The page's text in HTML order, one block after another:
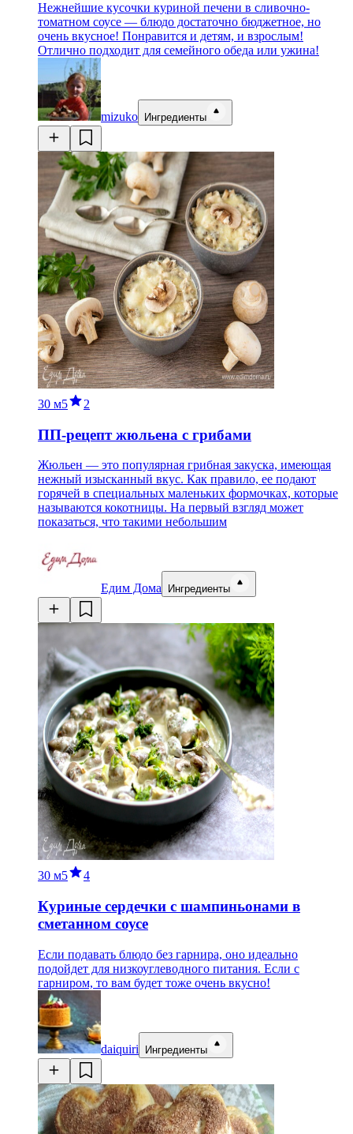
Нежнейшие кусочки куриной печени в сливочно-
томатном соусе — блюдо достаточно бюджетное, но
очень вкусное! Понравится и детям, и взрослым!
Отлично подходит для семейного обеда или ужина!
mizuko Ингредиенты
30 м5 2
ПП-рецепт жюльена с грибами
Жюльен — это популярная грибная закуска, имеющая
нежный изысканный вкус. Как правило, ее подают
горячей в специальных маленьких формочках, которые
называются кокотницы. На первый взгляд может
показаться, что такими небольшим
Едим Дома Ингредиенты
30 м5 4
Куриные сердечки с шампиньонами в
сметанном соусе
Если подавать блюдо без гарнира, оно идеально
подойдет для низкоуглеводного питания. Если с
гарниром, то вам будет тоже очень вкусно!
daiquiri Ингредиенты